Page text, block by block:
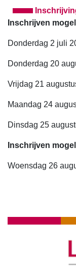
Inschrijven
Donderdag 2 juli
Donderdag 20
Vrijdag 21
Maandag 24
Dinsdag 25
Inschrijven
Woensdag 26